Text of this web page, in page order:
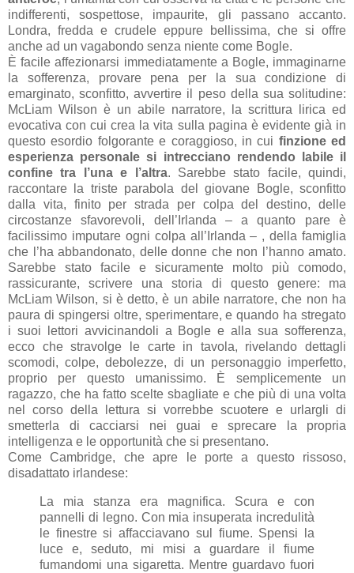
indifferenti, sospettose, impaurite, gli passano accanto.
Londra, fredda e crudele eppure bellissima, che si offre
anche ad un vagabondo senza niente come Bogle.
È facile affezionarsi immediatamente a Bogle, immaginarne
la sofferenza, provare pena per la sua condizione di
emarginato, sconfitto, avvertire il peso della sua solitudine:
McLiam Wilson è un abile narratore, la scrittura lirica ed
evocativa con cui crea la vita sulla pagina è evidente già in
questo esordio folgorante e coraggioso, in cui finzione ed
esperienza personale si intrecciano rendendo labile il
confine tra l’una e l’altra. Sarebbe stato facile, quindi,
raccontare la triste parabola del giovane Bogle, sconfitto
dalla vita, finito per strada per colpa del destino, delle
circostanze sfavorevoli, dell’Irlanda – a quanto pare è
facilissimo imputare ogni colpa all’Irlanda – , della famiglia
che l’ha abbandonato, delle donne che non l’hanno amato.
Sarebbe stato facile e sicuramente molto più comodo,
rassicurante, scrivere una storia di questo genere: ma
McLiam Wilson, si è detto, è un abile narratore, che non ha
paura di spingersi oltre, sperimentare, e quando ha stregato
i suoi lettori avvicinandoli a Bogle e alla sua sofferenza,
ecco che stravolge le carte in tavola, rivelando dettagli
scomodi, colpe, debolezze, di un personaggio imperfetto,
proprio per questo umanissimo. È semplicemente un
ragazzo, che ha fatto scelte sbagliate e che più di una volta
nel corso della lettura si vorrebbe scuotere e urlargli di
smetterla di cacciarsi nei guai e sprecare la propria
intelligenza e le opportunità che si presentano.
Come Cambridge, che apre le porte a questo rissoso,
disadattato irlandese:
La mia stanza era magnifica. Scura e con
pannelli di legno. Con mia insuperata incredulità
le finestre si affacciavano sul fiume. Spensi la
luce e, seduto, mi misi a guardare il fiume
fumandomi una sigaretta. Mentre guardavo fuori